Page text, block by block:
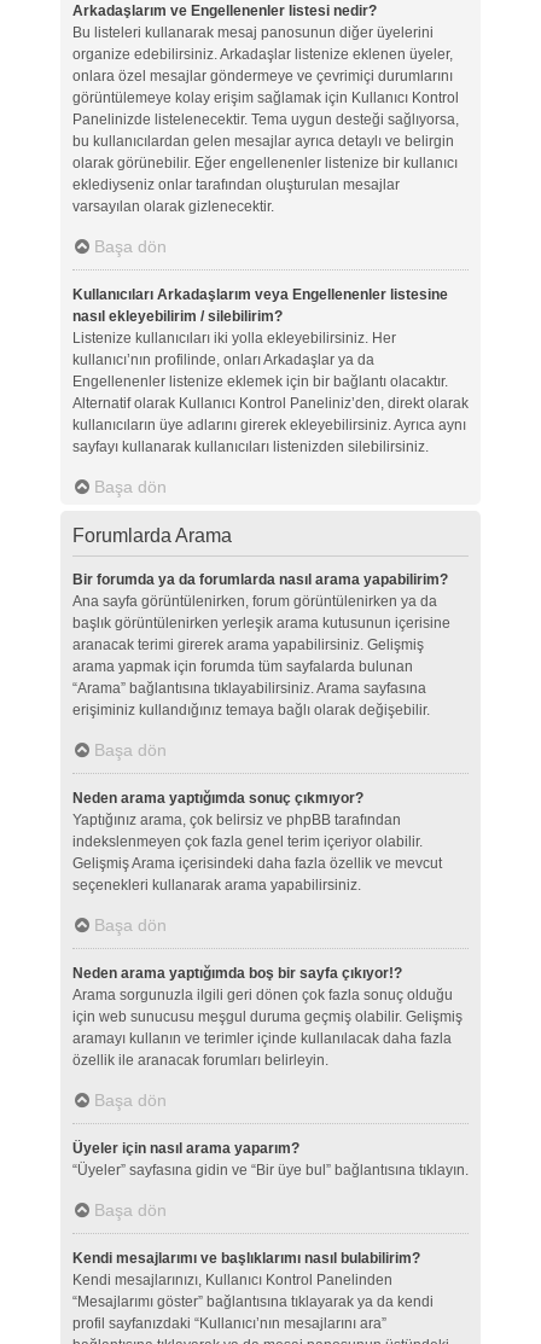
Arkadaşlarım ve Engellenenler listesi nedir?
Bu listeleri kullanarak mesaj panosunun diğer üyelerini
organize edebilirsiniz. Arkadaşlar listenize eklenen üyeler,
onlara özel mesajlar göndermeye ve çevrimiçi durumlarını
görüntülemeye kolay erişim sağlamak için Kullanıcı Kontrol
Panelinizde listelenecektir. Tema uygun desteği sağlıyorsa,
bu kullanıcılardan gelen mesajlar ayrıca detaylı ve belirgin
olarak görünebilir. Eğer engellenenler listenize bir kullanıcı
eklediyseniz onlar tarafından oluşturulan mesajlar
varsayılan olarak gizlenecektir.
Başa dön
Kullanıcıları Arkadaşlarım veya Engellenenler listesine
nasıl ekleyebilirim / silebilirim?
Listenize kullanıcıları iki yolla ekleyebilirsiniz. Her
kullanıcı’nın profilinde, onları Arkadaşlar ya da
Engellenenler listenize eklemek için bir bağlantı olacaktır.
Alternatif olarak Kullanıcı Kontrol Paneliniz’den, direkt olarak
kullanıcıların üye adlarını girerek ekleyebilirsiniz. Ayrıca aynı
sayfayı kullanarak kullanıcıları listenizden silebilirsiniz.
Başa dön
Forumlarda Arama
Bir forumda ya da forumlarda nasıl arama yapabilirim?
Ana sayfa görüntülenirken, forum görüntülenirken ya da
başlık görüntülenirken yerleşik arama kutusunun içerisine
aranacak terimi girerek arama yapabilirsiniz. Gelişmiş
arama yapmak için forumda tüm sayfalarda bulunan
“Arama” bağlantısına tıklayabilirsiniz. Arama sayfasına
erişiminiz kullandığınız temaya bağlı olarak değişebilir.
Başa dön
Neden arama yaptığımda sonuç çıkmıyor?
Yaptığınız arama, çok belirsiz ve phpBB tarafından
indekslenmeyen çok fazla genel terim içeriyor olabilir.
Gelişmiş Arama içerisindeki daha fazla özellik ve mevcut
seçenekleri kullanarak arama yapabilirsiniz.
Başa dön
Neden arama yaptığımda boş bir sayfa çıkıyor!?
Arama sorgunuzla ilgili geri dönen çok fazla sonuç olduğu
için web sunucusu meşgul duruma geçmiş olabilir. Gelişmiş
aramayı kullanın ve terimler içinde kullanılacak daha fazla
özellik ile aranacak forumları belirleyin.
Başa dön
Üyeler için nasıl arama yaparım?
“Üyeler” sayfasına gidin ve “Bir üye bul” bağlantısına tıklayın.
Başa dön
Kendi mesajlarımı ve başlıklarımı nasıl bulabilirim?
Kendi mesajlarınızı, Kullanıcı Kontrol Panelinden
“Mesajlarımı göster” bağlantısına tıklayarak ya da kendi
profil sayfanızdaki “Kullanıcı’nın mesajlarını ara”